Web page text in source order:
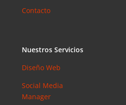
Contacto
Nuestros Servicios
Diseño Web
Social Media
Manager